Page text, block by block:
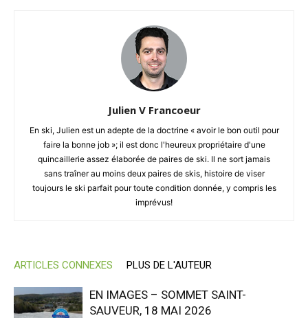
Julien V Francoeur
En ski, Julien est un adepte de la doctrine « avoir le bon outil pour
faire la bonne job »; il est donc l'heureux propriétaire d'une
quincaillerie assez élaborée de paires de ski. Il ne sort jamais
sans traîner au moins deux paires de skis, histoire de viser
toujours le ski parfait pour toute condition donnée, y compris les
imprévus!
ARTICLES CONNEXES PLUS DE L'AUTEUR
EN IMAGES – SOMMET SAINT-
SAUVEUR, 18 MAI 2026